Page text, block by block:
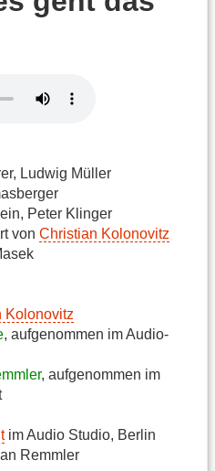
Ludwig Müller
Peter Klinger
von Christian Kolonovitz
Kolonovitz
, aufgenommen im Audio-
, aufgenommen im
im Audio Studio, Berlin
Remmler